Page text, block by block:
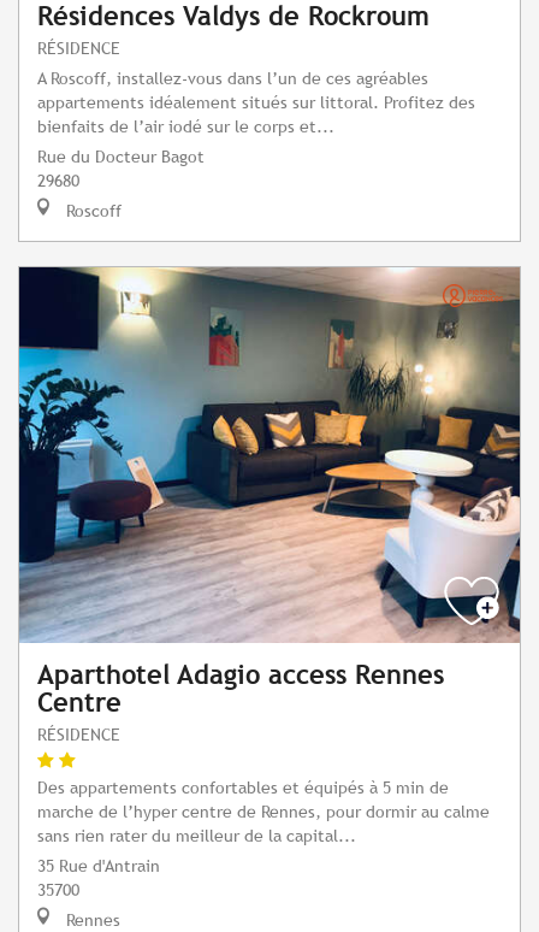
Résidences Valdys de Rockroum
RÉSIDENCE
A Roscoff, installez-vous dans l’un de ces agréables
appartements idéalement situés sur littoral. Profitez des
bienfaits de l’air iodé sur le corps et...
Rue du Docteur Bagot
29680
Roscoff
Aparthotel Adagio access Rennes
Centre
RÉSIDENCE
Des appartements confortables et équipés à 5 min de
marche de l’hyper centre de Rennes, pour dormir au calme
sans rien rater du meilleur de la capital...
35 Rue d'Antrain
35700
Rennes